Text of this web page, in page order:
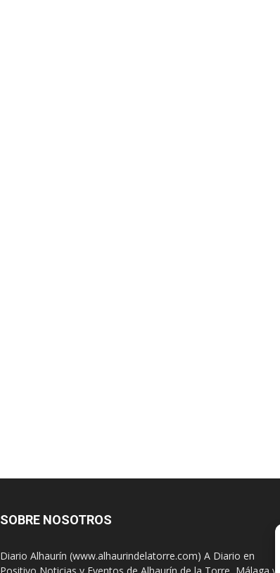
SOBRE NOSOTROS
Diario Alhaurín (www.alhaurindelatorre.com) A Diario en
Positivo Noticias y Eventos de Alhaurín de la Torre, Málaga y